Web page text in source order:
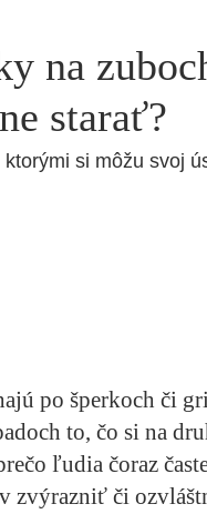
na
starať?
si môžu svoj
po šperkoch či
to, čo si na
ľudia čoraz
zvýrazniť či